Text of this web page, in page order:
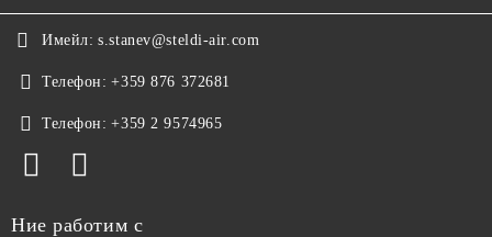
Имейл: s.stanev@steldi-air.com
Телефон: +359 876 372681
Телефон: +359 2 9574965
Ние работим с